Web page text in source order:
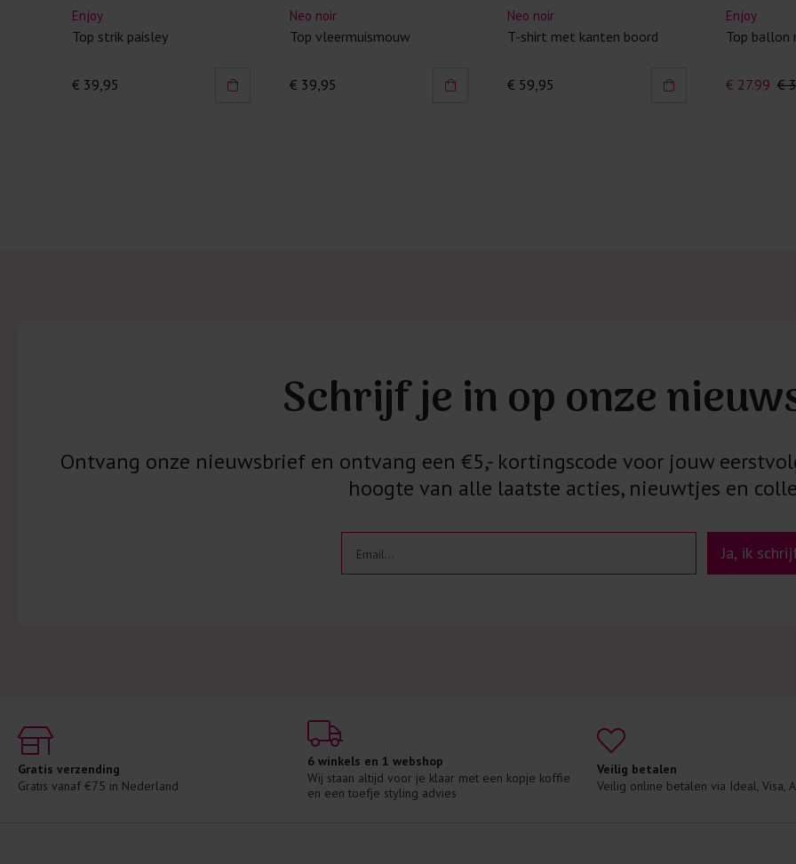
Enjoy
Top strik paisley
€ 39,95
Neo noir
Top vleermuismouw
€ 39,95
Neo noir
T-shirt met kanten boord
€ 59,95
Enjoy
Top ballon
€ 27.99 €
Schrijf je in op onze
Ontvang onze nieuwsbrief en ontvang een €5,- kortingscode voor jouw
hoogte van alle laatste acties, nieuwtjes en
Ja, ik
Gratis verzending
Gratis vanaf €75 in Nederland
6 winkels en 1 webshop
Wij staan altijd voor je klaar met een kopje koffie
en een toefje styling advies
Veilig betalen
Veilig online betalen via Ideal, Visa,